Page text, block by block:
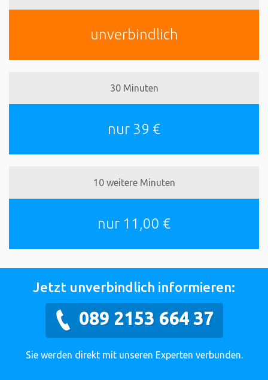
unverbindlich
30 Minuten
nur 39 €
10 weitere Minuten
nur 11,00 €
Jetzt unverbindlich informieren:
089 2153 664 37
Sie werden direkt mit unseren Experten verbunden.